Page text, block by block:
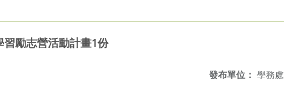
勵志營活動計畫1份
發布單位： 學務處